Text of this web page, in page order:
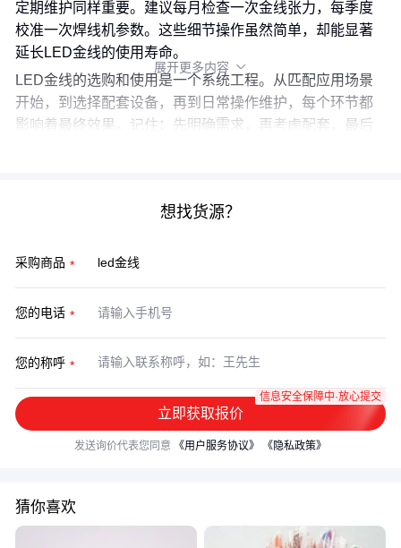
定期维护同样重要。建议每月检查一次金线张力，每季度
校准一次焊线机参数。这些细节操作虽然简单，却能显著
延长LED金线的使用寿命。
LED金线的选购和使用是一个系统工程。从匹配应用场景
开始，到选择配套设备，再到日常操作维护，每个环节都
影响着最终效果。记住：先明确需求，再考虑配套，最后
展开更多内容 
想找货源？
采购商品
您的电话
您的称呼
立即获取报价
信息安全保障中·放心提交
发送询价代表您同意 《用户服务协议》 《隐私政策》
猜你喜欢